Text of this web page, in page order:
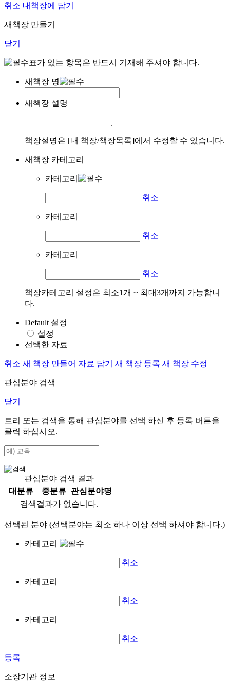
취소 내책장에 담기
새책장 만들기
닫기
표가 있는 항목은 반드시 기재해 주셔야 합니다.
새책장 명
새책장 설명
책장설명은 [내 책장/책장목록]에서 수정할 수 있습니다.
새책장 카테고리
카테고리
취소
카테고리
취소
카테고리
취소
책장카테고리 설정은 최소1개 ~ 최대3개까지 가능합니
다.
Default 설정
설정
선택한 자료
취소 새 책장 만들어 자료 담기 새 책장 등록 새 책장 수정
관심분야 검색
닫기
트리 또는 검색을 통해 관심분야를 선택 하신 후 등록 버튼을
클릭 하십시오.
관심분야 검색 결과
대분류
중분류
관심분야명
검색결과가 없습니다.
선택된 분야 (선택분야는 최소 하나 이상 선택 하셔야 합니다.)
카테고리
취소
카테고리
취소
카테고리
취소
등록
소장기관 정보